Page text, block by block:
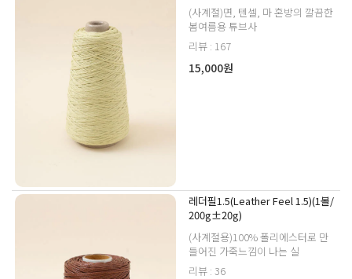
(사계절)면, 텐셀, 마 혼방의 깔끔한
봄여름용 튜브사
리뷰 : 167
15,000원
레더필1.5(Leather Feel 1.5)(1볼/
200g±20g)
(사계절용)100% 폴리에스터로 만
들어진 가죽느낌이 나는 실
리뷰 : 36